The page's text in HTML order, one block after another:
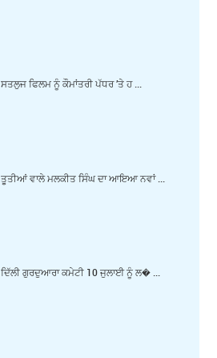
ਸਤਲੁਜ ਫਿਲਮ ਨੂੰ ਕੌਮਾਂਤਰੀ ਪੱਧਰ ’ਤੇ ਹ ...
ਤੂਤੀਆਂ ਵਾਲੇ ਮਲਕੀਤ ਸਿੰਘ ਦਾ ਆਇਆ ਨਵਾਂ ...
ਦਿੱਲੀ ਗੁਰਦੁਆਰਾ ਕਮੇਟੀ 10 ਜੁਲਾਈ ਨੂੰ ਲ� ...